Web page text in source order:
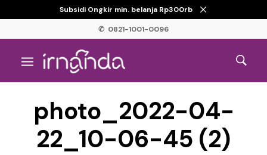
Subsidi Ongkir min. belanja Rp300rb
✆ 0821-1001-0096
photo_2022-04-
22_10-06-45 (2)